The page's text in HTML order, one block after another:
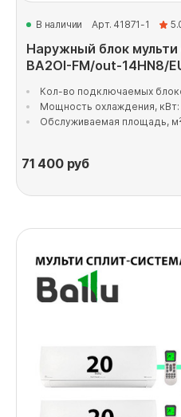
В наличии Арт. 41871-1
Наружный блок
BA2OI-FM/out-14HN8/
Кол-во подключаемых
Мощность охлаждения, кВт:
Обслуживаемая площадь,
71 400руб